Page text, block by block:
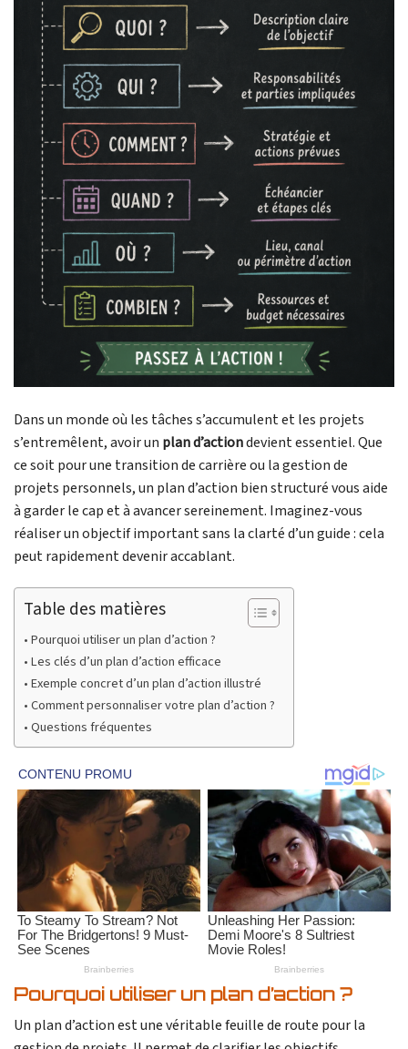
Dans un monde où les tâches s’accumulent et les projets
s’entremêlent, avoir un plan d’actiondevient essentiel. Que
ce soit pour une transition de carrière ou la gestion de
projets personnels, un plan d’action bien structuré vous aide
à garder le cap et à avancer sereinement. Imaginez-vous
réaliser un objectif important sans la clarté d’un guide : cela
peut rapidement devenir accablant.
Table des matières
Pourquoi utiliser un plan d’action ?
Les clés d’un plan d’action efficace
Exemple concret d’un plan d’action illustré
Comment personnaliser votre plan d’action ?
Questions fréquentes
Pourquoi utiliser un plan d’action ?
Un plan d’action est une véritable feuille de route pour la